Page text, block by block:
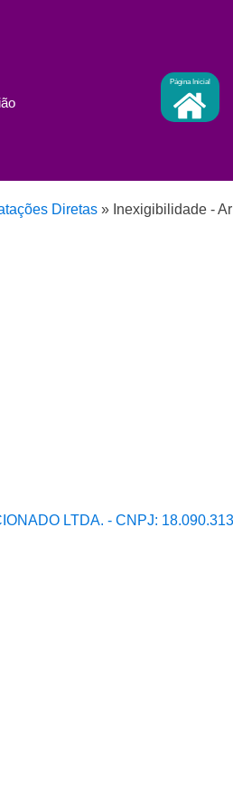
Página Inicial
Diretas » Inexigibilidade -
LTDA. - CNPJ: